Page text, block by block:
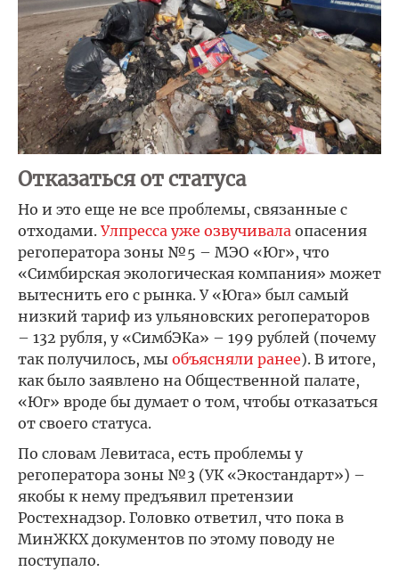
Отказаться от статуса
Но и это еще не все проблемы, связанные с
отходами. Улпресса уже озвучивала опасения
регоператора зоны №5 – МЭО «Юг», что
«Симбирская экологическая компания» может
вытеснить его с рынка. У «Юга» был самый
низкий тариф из ульяновских регоператоров
– 132 рубля, у «СимбЭКа» – 199 рублей (почему
так получилось, мы объясняли ранее). В итоге,
как было заявлено на Общественной палате,
«Юг» вроде бы думает о том, чтобы отказаться
от своего статуса.
По словам Левитаса, есть проблемы у
регоператора зоны №3 (УК «Экостандарт») –
якобы к нему предъявил претензии
Ростехнадзор. Головко ответил, что пока в
МинЖКХ документов по этому поводу не
поступало.